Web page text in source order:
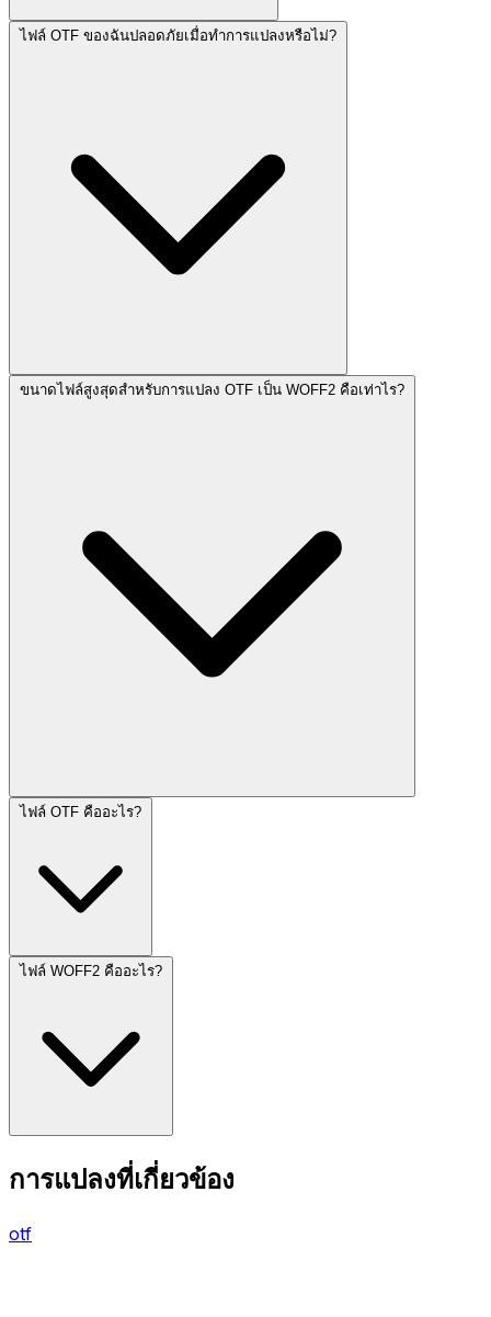
ไฟล์ OTF ของฉันปลอดภัยเมื่อทำการแปลงหรือไม่?
ขนาดไฟล์สูงสุดสำหรับการแปลง OTF เป็น WOFF2 คือเท่าไร?
ไฟล์ OTF คืออะไร?
ไฟล์ WOFF2 คืออะไร?
การแปลงที่เกี่ยวข้อง
otf